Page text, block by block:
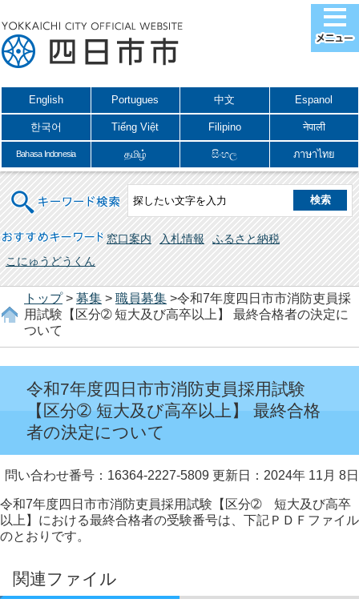
English Portugues 中文 Espanol
한국어 Tiếng Việt Filipino नेपाली
Bahasa Indonesia தமிழ் සිංහල ภาษาไทย
キーワード検索
おすすめキーワード 窓口案内 入札情報
ふるさと納税
こにゅうどうくん
トップ> 募集 > 職員募集 >令和7年度四日市市消防吏員採
用試験【区分➁ 短大及び高卒以上】 最終合格者の決定に
ついて
令和7年度四日市市消防吏員採用試験
【区分➁ 短大及び高卒以上】 最終合格
者の決定について
問い合わせ番号：16364-2227-5809 更新日：2024年 11月 8日
令和7年度四日市市消防吏員採用試験【区分➁ 短大及び高卒
以上】における最終合格者の受験番号は、下記ＰＤＦファイル
のとおりです。
関連ファイル